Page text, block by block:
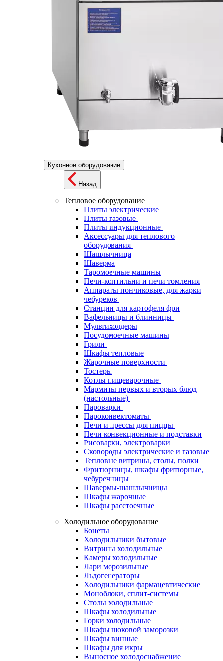
Кухонное оборудование
Назад
Тепловое оборудование
Плиты электрические
Плиты газовые
Плиты индукционные
Аксессуары для теплового
оборудования
Шашлычница
Шаверма
Таромоечные машины
Печи-коптильни и печи томления
Аппараты пончиковые, для жарки
чебуреков
Станции для картофеля фри
Вафельницы и блинницы
Мультихолдеры
Посудомоечные машины
Грили
Шкафы тепловые
Жарочные поверхности
Тостеры
Котлы пищеварочные
Мармиты первых и вторых блюд
(настольные)
Пароварки
Пароконвектоматы
Печи и прессы для пиццы
Печи конвекционные и подставки
Рисоварки, электроварки
Сковороды электрические и газовые
Тепловые витрины, столы, полки
Фритюрницы, шкафы фритюрные,
чебуречницы
Шавермы-шашлычницы
Шкафы жарочные
Шкафы расстоечные
Холодильное оборудование
Бонеты
Холодильники бытовые
Витрины холодильные
Камеры холодильные
Лари морозильные
Льдогенераторы
Холодильники фармацевтические
Моноблоки, сплит-системы
Столы холодильные
Шкафы холодильные
Горки холодильные
Шкафы шоковой заморозки
Шкафы винные
Шкафы для икры
Выносное холодоснабжение